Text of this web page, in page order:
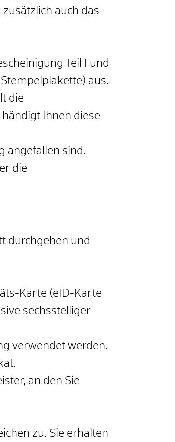
auch das
Teil I und
aus.
die
Ihnen diese
angefallen sind.
die
durchgehen und
Karte (eID-Karte
sechsstelliger
verwendet werden.
an den Sie
zu. Sie erhalten